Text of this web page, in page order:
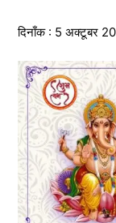
दिनाँक : 5 अक्टूबर